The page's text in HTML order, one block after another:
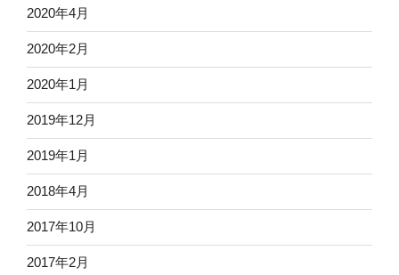
2020年4月
2020年2月
2020年1月
2019年12月
2019年1月
2018年4月
2017年10月
2017年2月